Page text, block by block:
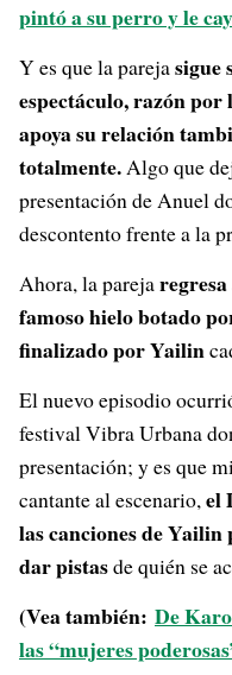
pintó a su perro y le
Y es que la parejasigue
espectáculo, razón por
apoya su relación
totalmente.Algo que
presentación de Anuel
descontento frente a la
Ahora, la pareja
famoso hielo botado
finalizado por Yailin
El nuevo episodio
festival Vibra Urbana
presentación; y es que
cantante al escenario,el
las canciones de
dar pistasde quién se
(Vea también: De
las “mujeres